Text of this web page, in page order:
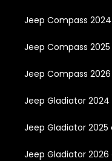
Jeep Compass
Jeep Compass
Jeep Compass
Jeep Gladiator
Jeep Gladiator
Jeep Gladiator